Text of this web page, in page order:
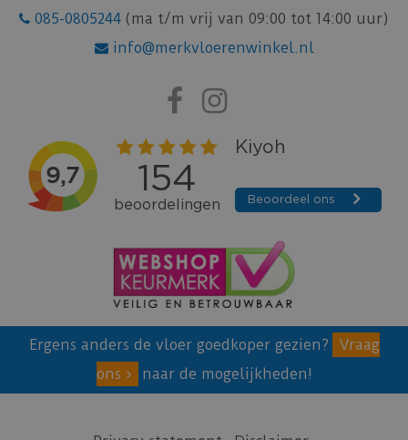
085-0805244 (ma t/m vrij van 09:00 tot 14:00 uur)
info@merkvloerenwinkel.nl
Ergens anders de vloer goedkoper gezien?
Vraag
ons
naar de mogelijkheden!